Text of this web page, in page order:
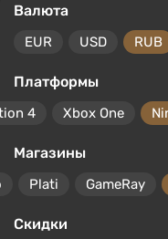
Валюта
EUR USD RUB
Платформы
4 Xbox One
Магазины
Plati GameRay
Скидки